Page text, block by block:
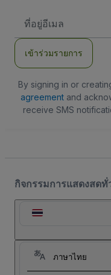
อยู่
เข้าร่วมรายการ
By signing in or
agreementand
receive SMS
กิจกรรมการแสดงสดทั่
ภาษาไทย